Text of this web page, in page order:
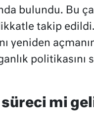
bulundu. Bu
takip
yeniden
mi